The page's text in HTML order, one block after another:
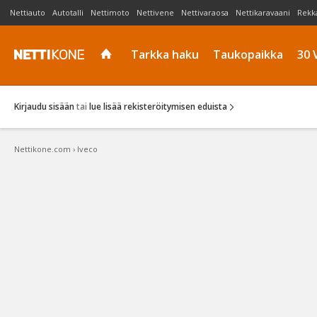
Nettiauto Autotalli Nettimoto Nettivene Nettivaraosa Nettikaravaani
Tarkka haku Taukopaikka 30
Kirjaudu sisään tai lue lisää rekisteröitymisen eduista
Nettikone.com › Iveco